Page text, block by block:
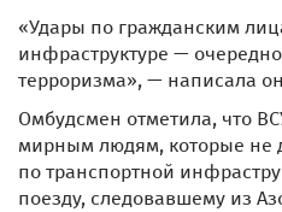
«Удары по гражданским
инфраструктуре —
терроризма», — написала
Омбудсмен отметила, что
мирным людям, которые не
по транспортной
поезду, следовавшему из